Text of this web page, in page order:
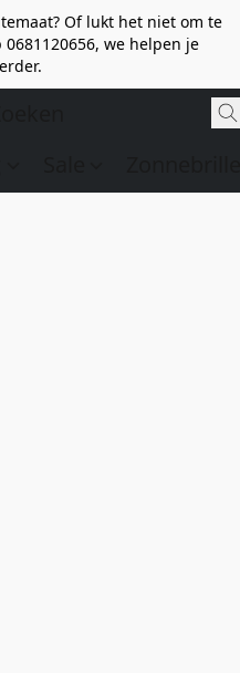
Of lukt het niet om te
we helpen je